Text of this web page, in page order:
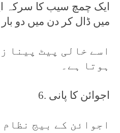
ایک چمچ سیب کا سرکہ
میں ڈال کر دن میں دو بار
اسے خالی پیٹ پینا
ہوتا ہے۔
6. اجوائن کا پانی
اجوائن کے بیج نظام